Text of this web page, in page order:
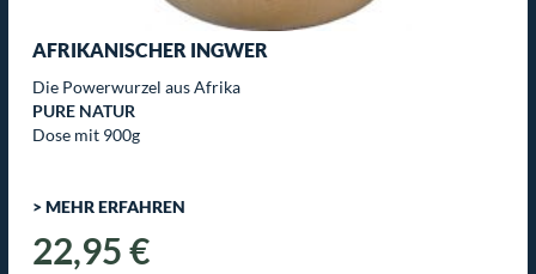
AFRIKANISCHER INGWER
Die Powerwurzel aus Afrika
PURE NATUR
Dose mit 900g
> MEHR ERFAHREN
22,95 €